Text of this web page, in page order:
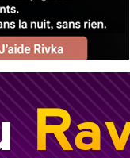
aux Orphelins
jambe de Yohan